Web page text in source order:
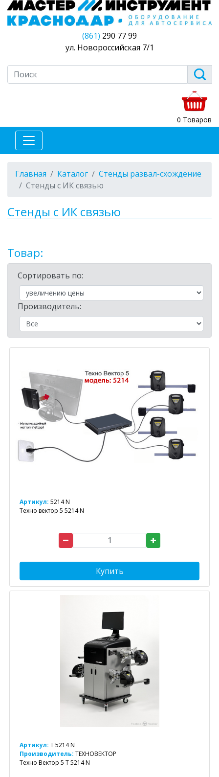
(861) 290 77 99
ул. Новороссийская 7/1
0 Товаров
Главная Каталог
Стенды развал-схождение
Стенды c ИК связью
Стенды c ИК связью
Товар:
Сортировать по:
Производитель:
Артикул: 5214 N
Техно вектор 5 5214 N
Купить
Артикул: T 5214 N
Производитель: ТЕХНОВЕКТОР
Техно Вектор 5 T 5214 N